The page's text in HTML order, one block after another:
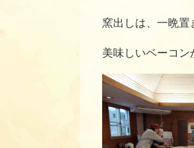
窯出しは、一晩置
美味しいベーコン